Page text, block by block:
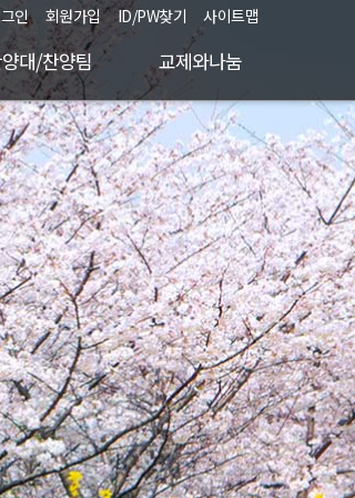
인 회원가입 ID/PW찾기 사이트맵
대/찬양팀 교제와나눔